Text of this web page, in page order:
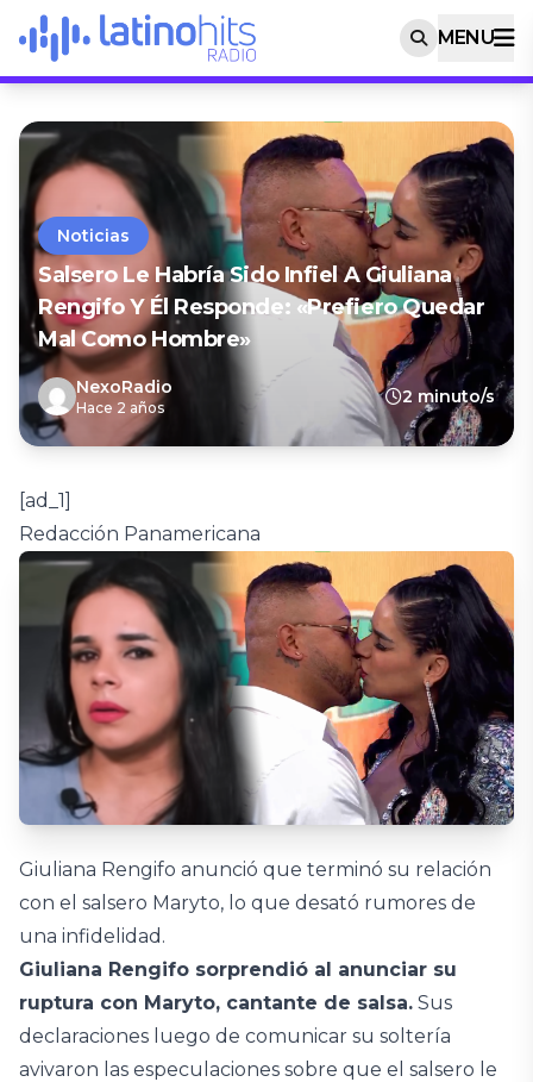
MENU
Noticias
Salsero Le Habría Sido Infiel A Giuliana
Rengifo Y Él Responde: «Prefiero Quedar
Mal Como Hombre»
NexoRadio
Hace 2 años
2 minuto/s
[ad_1]
Redacción Panamericana
Giuliana Rengifo anunció que terminó su relación
con el salsero Maryto, lo que desató rumores de
una infidelidad.
Giuliana Rengifo sorprendió al anunciar su
ruptura con Maryto, cantante de salsa. Sus
declaraciones luego de comunicar su soltería
avivaron las especulaciones sobre que el salsero le